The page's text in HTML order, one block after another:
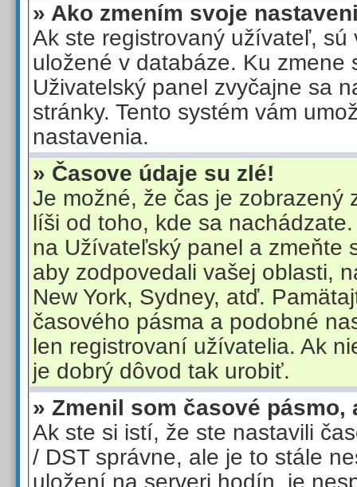
» Ako zmením svoje
Ak ste registrovaný užívateľ, sú
uložené v databáze. Ku zmene
Uživatelský panel zvyčajne sa
stránky. Tento systém vám
nastavenia.
» Časove údaje su zlé!
Je možné, že čas je zobrazený
líši od toho, kde sa
na Užívateľský panel a zmeňte
aby zodpovedali vašej oblasti,
New York, Sydney, atď.
časového pásma a podobné
len registrovaní užívatelia. Ak
je dobrý dôvod tak urobiť.
» Zmenil som časové pásmo,
Ak ste si istí, že ste nastavili
/ DST správne, ale je to stále
uložení na serveri hodín, je